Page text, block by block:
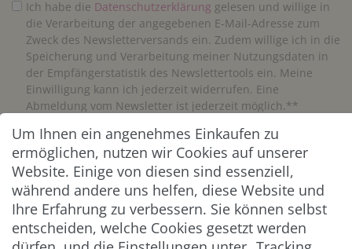
Ich habe die Daten­schutz­erklärung gelesen und willige in
die Verarbeitung der angegebenen E-Mail-Adresse zum
Zweck des Newsletterversands ein. Zudem willige ich in die
Speicherung und Verarbeitung meiner Nutzungsdaten in
der Empfängerstatistik des Newslettertools ein. Meine
Einwilligung kann ich jederzeit widerrufen. Eine
Abmeldung vom Newsletter ist jederzeit möglich.**
Abonnieren
** Hierbei handelt es sich um ein Pflichtfeld.
ZAHLUNG & VERSAND
Um Ihnen ein angenehmes Einkaufen zu
ermöglichen, nutzen wir Cookies auf unserer
Website. Einige von diesen sind essenziell,
während andere uns helfen, diese Website und
Ihre Erfahrung zu verbessern. Sie können selbst
entscheiden, welche Cookies gesetzt werden